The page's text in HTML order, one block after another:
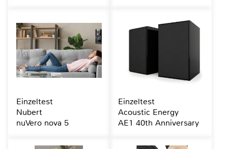
Einzeltest
Nubert
nuVero nova 5
Einzeltest
Acoustic Energy
AE1 40th Anniversary